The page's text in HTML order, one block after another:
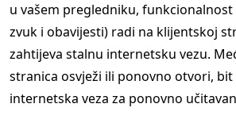
u vašem pregledniku,
zvuk i obavijesti) radi na klijentskoj
zahtijeva stalnu internetsku vezu.
stranica osvježi ili ponovno otvori,
internetska veza za ponovno